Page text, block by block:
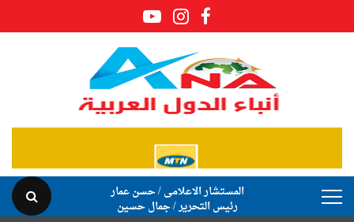
المستشار الاعلامى / حسن عمار
رئيس التحرير / جمال حسين